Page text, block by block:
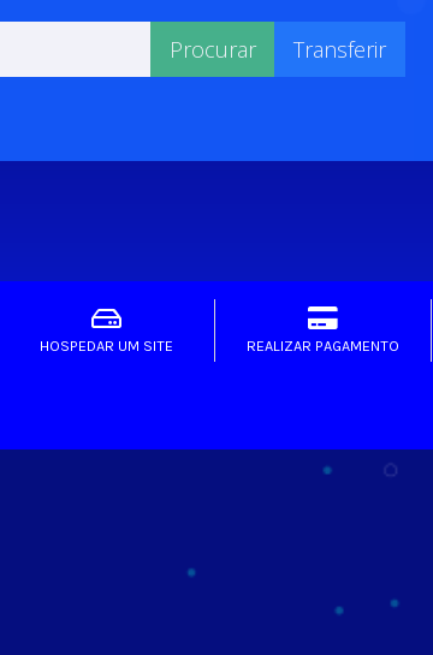
HOSPEDAR UM SITE REALIZAR PAGAMENTO